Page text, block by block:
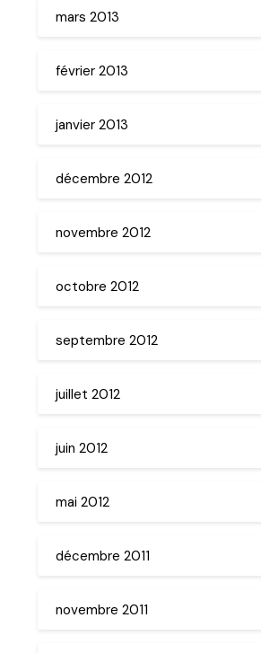
mars 2013
février 2013
janvier 2013
décembre 2012
novembre 2012
octobre 2012
septembre 2012
juillet 2012
juin 2012
mai 2012
décembre 2011
novembre 2011